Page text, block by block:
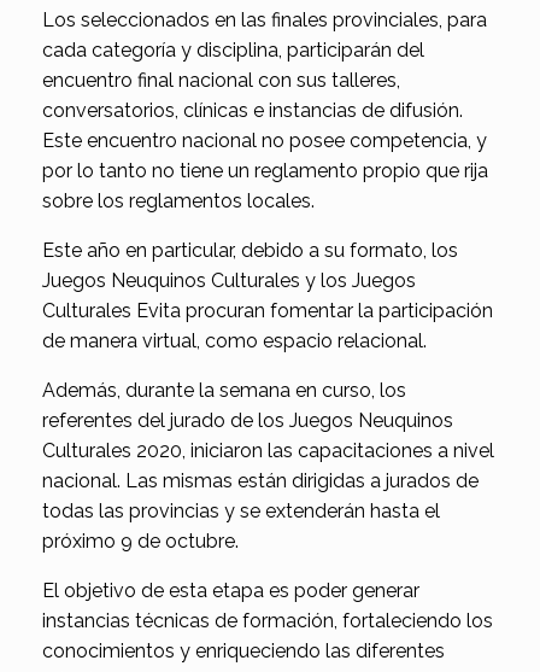
Los seleccionados en las finales provinciales, para
cada categoría y disciplina, participarán del
encuentro final nacional con sus talleres,
conversatorios, clínicas e instancias de difusión.
Este encuentro nacional no posee competencia, y
por lo tanto no tiene un reglamento propio que rija
sobre los reglamentos locales.
Este año en particular, debido a su formato, los
Juegos Neuquinos Culturales y los Juegos
Culturales Evita procuran fomentar la participación
de manera virtual, como espacio relacional.
Además, durante la semana en curso, los
referentes del jurado de los Juegos Neuquinos
Culturales 2020, iniciaron las capacitaciones a nivel
nacional. Las mismas están dirigidas a jurados de
todas las provincias y se extenderán hasta el
próximo 9 de octubre.
El objetivo de esta etapa es poder generar
instancias técnicas de formación, fortaleciendo los
conocimientos y enriqueciendo las diferentes